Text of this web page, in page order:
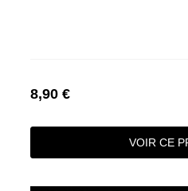
8,90 €
VOIR CE